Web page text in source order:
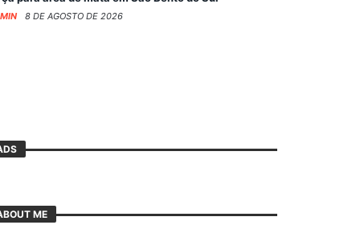
8 DE AGOSTO DE 2026
ME